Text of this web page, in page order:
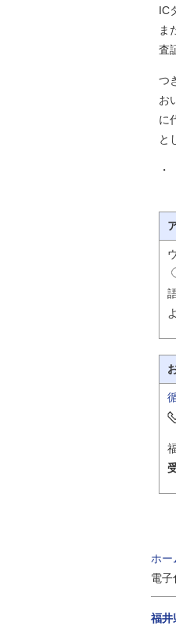
IC
ま
査
つ
お
に
と
・
ホー
電子
福井